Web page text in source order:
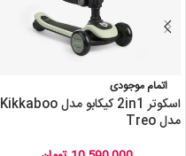
اتمام موجودی
اسکوتر 2in1 کیکابو مدل Kikkaboo
مدل Treo